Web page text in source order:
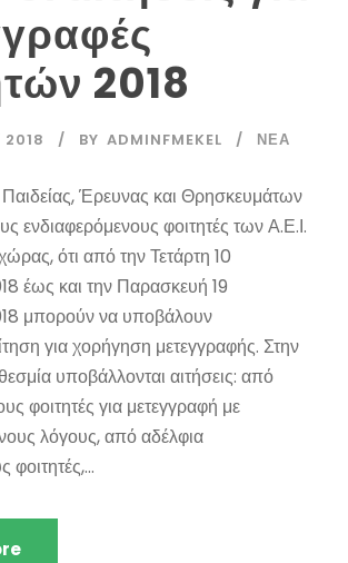
2018
BY ADMINFMEKEL ΝΈΑ
Έρευνας και Θρησκευμάτων
ενδιαφερόμενους φοιτητές των Α.Ε.Ι.
ότι από την Τετάρτη 10
έως και την Παρασκευή 19
μπορούν να υποβάλουν
για χορήγηση μετεγγραφής. Στην
υποβάλλονται αιτήσεις: από
φοιτητές για μετεγγραφή με
λόγους, από αδέλφια
φοιτητές,...